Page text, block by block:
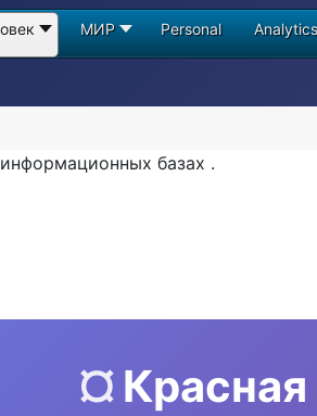
МИР Personal Analytics
базах .
¤ Красная